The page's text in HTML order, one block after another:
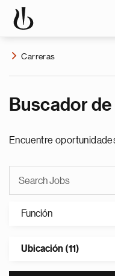
Carreras
Buscador
Encuentre
Función
Ubicación (11)